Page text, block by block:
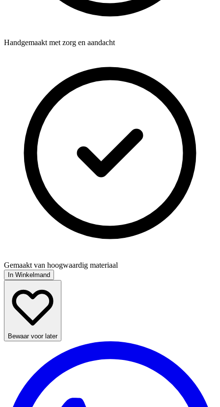
Handgemaakt met zorg en aandacht
Gemaakt van hoogwaardig materiaal
In Winkelmand
Bewaar voor later